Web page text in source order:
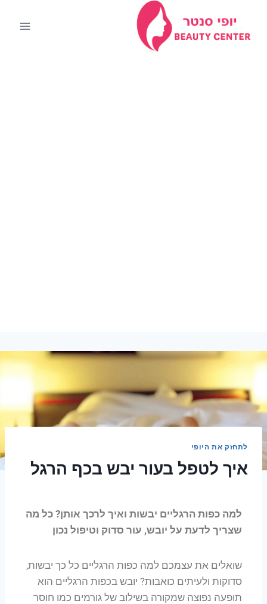
לתחזק את היופי
איך לטפל בעור יבש בכף הרגל
למה כפות הרגליים יבשות ואיך לרכך אותן? כל מה
שצריך לדעת על יובש, עור סדוק וטיפול נכון
שואלים את עצמכם למה כפות הרגליים כל כך יבשות,
סדוקות ולעיתים כואבות? יובש בכפות הרגליים הוא
תופעה נפוצה שמקורה בשילוב של גורמים כמו חוסר